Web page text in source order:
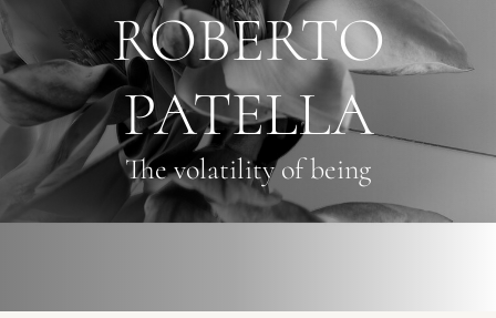
ROBERTO
PATELLA
The volatility of being